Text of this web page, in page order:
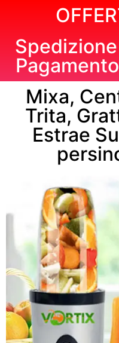
Mixa,
Trita,
Estrae